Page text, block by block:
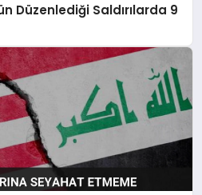
Düzenlediği Saldırılarda 9